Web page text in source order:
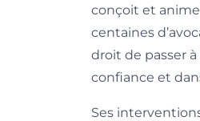
conçoit et anime
centaines
droit de passer
confiance et
Ses